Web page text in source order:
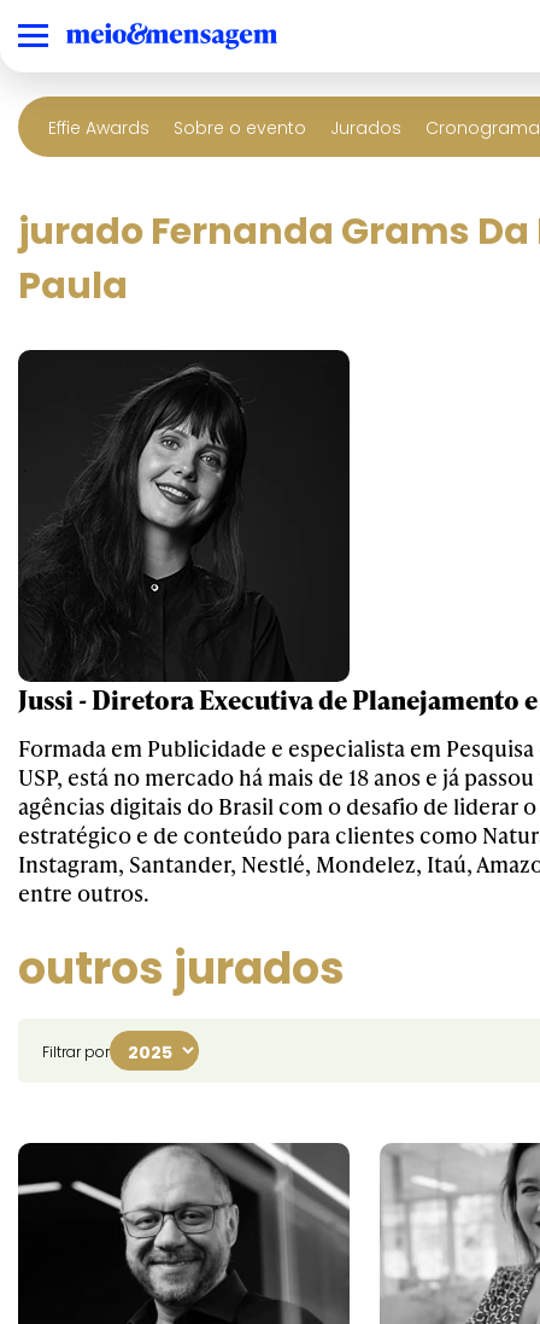
Effie Awards Sobre o evento Jurados
jurado Fernanda Grams Da
Paula
Jussi - Diretora Executiva de Planejamento
Formada em Publicidade e especialista em
USP, está no mercado há mais de 18 anos e já
agências digitais do Brasil com o desafio de liderar
estratégico e de conteúdo para clientes como
Instagram, Santander, Nestlé, Mondelez, Itaú,
entre outros.
outros jurados
Filtrar por